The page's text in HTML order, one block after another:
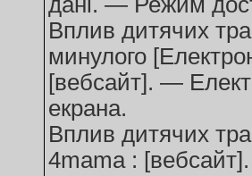
Вплив дитячих
минулого
[вебсайт]. —
екрана.
Вплив дитячих
4mamа :